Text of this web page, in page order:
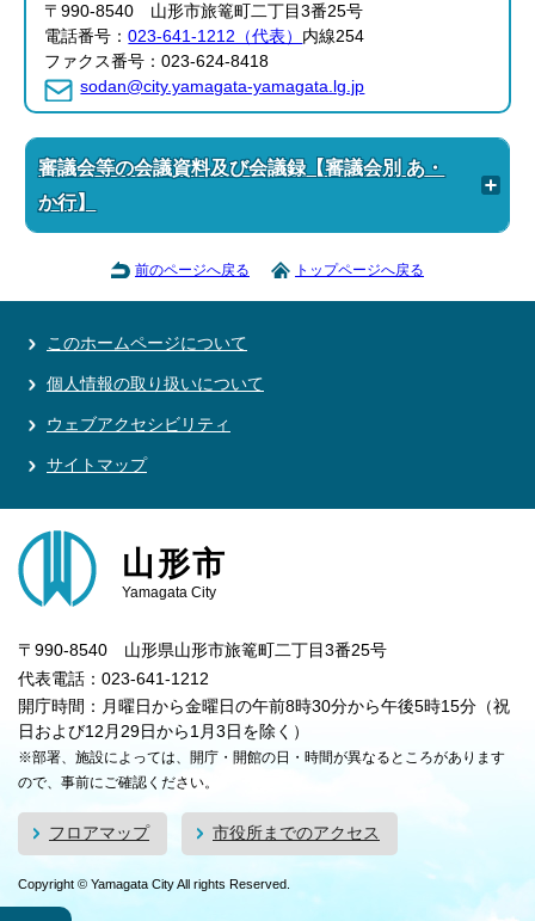
〒990-8540 山形市旅篭町二丁目3番25号
電話番号：023-641-1212（代表） 内線254
ファクス番号：023-624-8418
sodan@city.yamagata-yamagata.lg.jp
審議会等の会議資料及び会議録【審議会別 あ・
か行】
前のページへ戻る トップページへ戻る
このホームページについて
個人情報の取り扱いについて
ウェブアクセシビリティ
サイトマップ
山形市
Yamagata City
〒990-8540 山形県山形市旅篭町二丁目3番25号
代表電話：023-641-1212
開庁時間：月曜日から金曜日の午前8時30分から午後5時15分（祝
日および12月29日から1月3日を除く）
※部署、施設によっては、開庁・開館の日・時間が異なるところがあります
ので、事前にご確認ください。
フロアマップ 市役所までのアクセス
Copyright © Yamagata City All rights Reserved.